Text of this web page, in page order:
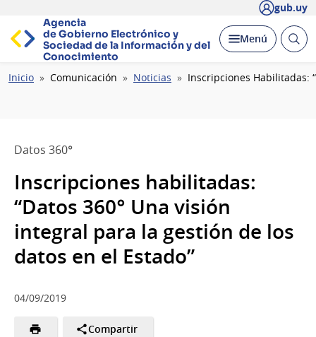
gub.uy
Agencia
de Gobierno Electrónico y
Sociedad de la Información y del
Conocimiento
Desplegar
Menú Abrir
Ruta
Inicio Comunicación Noticias Inscripciones Habilitadas:
Datos 360°
Inscripciones habilitadas:
“Datos 360° Una visión
integral para la gestión de los
datos en el Estado”
04/09/2019
Compartir